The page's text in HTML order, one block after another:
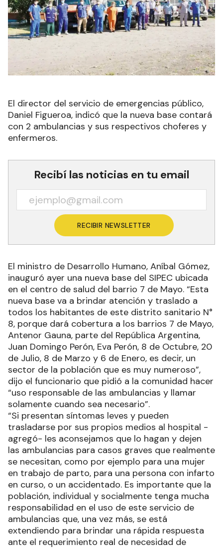
El director del servicio de emergencias público,
Daniel Figueroa, indicó que la nueva base contará
con 2 ambulancias y sus respectivos choferes y
enfermeros.
Recibí las noticias en tu email
RECIBIR NEWSLETTER
El ministro de Desarrollo Humano, Aníbal Gómez,
inauguró ayer una nueva base del SIPEC ubicada
en el centro de salud del barrio 7 de Mayo. “Esta
nueva base va a brindar atención y traslado a
todos los habitantes de este distrito sanitario N°
8, porque dará cobertura a los barrios 7 de Mayo,
Antenor Gauna, parte del República Argentina,
Juan Domingo Perón, Eva Perón, 8 de Octubre, 20
de Julio, 8 de Marzo y 6 de Enero, es decir, un
sector de la población que es muy numeroso”,
dijo el funcionario que pidió a la comunidad hacer
“uso responsable de las ambulancias y llamar
solamente cuando sea necesario”.
“Si presentan síntomas leves y pueden
trasladarse por sus propios medios al hospital -
agregó- les aconsejamos que lo hagan y dejen
las ambulancias para casos graves que realmente
se necesitan, como por ejemplo para una mujer
en trabajo de parto, para una persona con infarto
en curso, o un accidentado. Es importante que la
población, individual y socialmente tenga mucha
responsabilidad en el uso de este servicio de
ambulancias que, una vez más, se está
extendiendo para brindar una rápida respuesta
ante el requerimiento real de necesidad de